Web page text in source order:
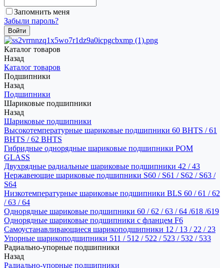
Запомнить меня
Забыли пароль?
Каталог товаров
Назад
Каталог товаров
Подшипники
Назад
Подшипники
Шариковые подшипники
Назад
Шариковые подшипники
Высокотемпературные шариковые подшипники 60 BHTS / 61
BHTS / 62 BHTS
Гибридные однорядные шариковые подшипники POM
GLASS
Двухрядные радиальные шариковые подшипники 42 / 43
Нержавеющие шариковые подшипники S60 / S61 / S62 / S63 /
S64
Низкотемпературные шариковые подшипники BLS 60 / 61 / 62
/ 63 / 64
Однорядные шариковые подшипники 60 / 62 / 63 / 64 /618 /619
Однорядные шариковые подшипники с фланцем F6
Самоустанавливающиеся шарикоподшипники 12 / 13 / 22 / 23
Упорные шарикоподшипники 511 / 512 / 522 / 523 / 532 / 533
Радиально-упорные подшипники
Назад
Радиально-упорные подшипники